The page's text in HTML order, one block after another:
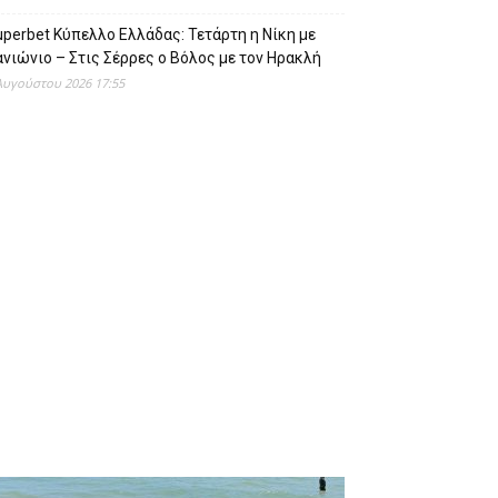
Κύπελλο Ελλάδας: Τετάρτη η Νίκη με
– Στις Σέρρες ο Βόλος με τον Ηρακλή
2026 17:55